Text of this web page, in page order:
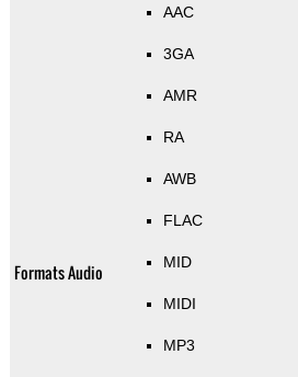
Formats Audio
AAC
3GA
AMR
RA
AWB
FLAC
MID
MIDI
MP3